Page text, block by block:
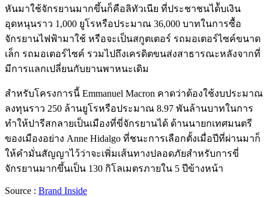
หันมาใช้จักรยานมากขึ้นก็คือลิทัวเนีย ที่ประชาชนได้ับเงิน
อุดหนุนราว 1,000 ยูโรหรือประมาณ 36,000 บาทในการซื้อ
จักรยานไฟฟ้ามาใช้ หรือจะเป็นสกูตเตอร์ รถมอเตอร์ไซค์ขนาด
เล็ก รถมอเตอร์ไซค์ รวมไปถึงเครดิตขนส่งสาธารณะหลังจากที่
มีการแลกเปลี่ยนกับยานพาหนะเดิม
สำหรับโครงการนี้ Emmanuel Macron คาดว่าต้องใช้งบประมาณ
ลงทุนราว 250 ล้านยูโรหรือประมาณ 8.97 พันล้านบาทในการ
ทำให้ปารีสกลายเป็นเมืองที่ขี่จักรยานได้ ด้านนายกเทศมนตรี
ของเมืองอย่าง Anne Hidalgo ที่ชนะการเลือกตั้งเมื่อปีที่ผ่านมาก็
ให้คำมั่นสัญญาไว้ว่าจะเพิ่มเส้นทางปลอดภัยสำหรับการขี่
จักรยานมากขึ้นเป็น 130 กิโลเมตรภายใน 5 ปีข้างหน้า
Source : Brand Inside